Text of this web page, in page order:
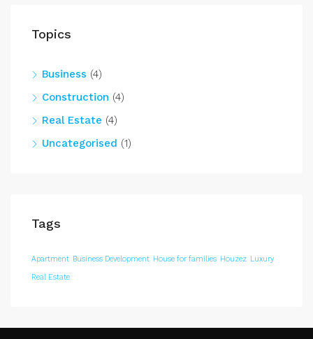
Topics
Business (4)
Construction (4)
Real Estate (4)
Uncategorised (1)
Tags
Apartment Business Development House for families Houzez Luxury
Real Estate